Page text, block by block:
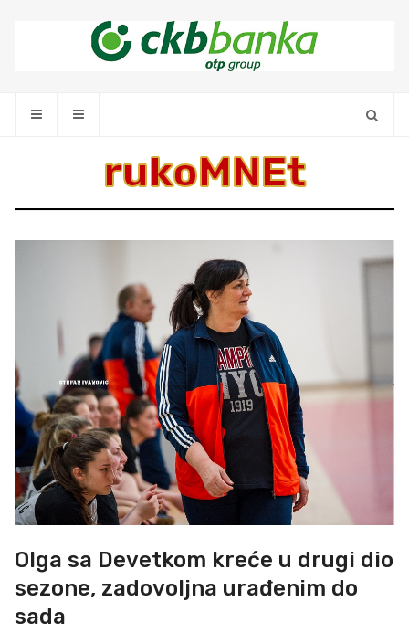
rukoMNEt
Olga sa Devetkom kreće u drugi dio
sezone, zadovoljna urađenim do
sada